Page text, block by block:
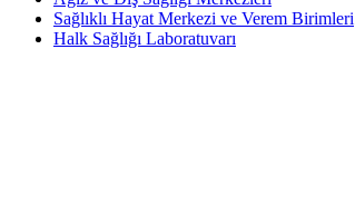
Sağlıklı Hayat Merkezi ve Verem Birimleri
Halk Sağlığı Laboratuvarı